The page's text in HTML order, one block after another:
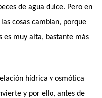
de agua dulce. Pero en
cosas cambian, porque
es muy alta, bastante más
hídrica y osmótica
y por ello, antes de